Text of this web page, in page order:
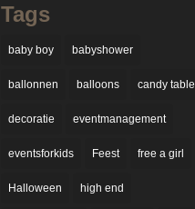
Tags
baby boy babyshower
ballonnen balloons candy table
decoratie eventmanagement
eventsforkids Feest free a girl
Halloween high end